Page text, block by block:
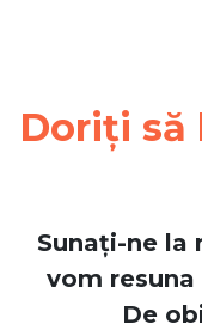
Doriți să
Sunați-ne la
vom
De